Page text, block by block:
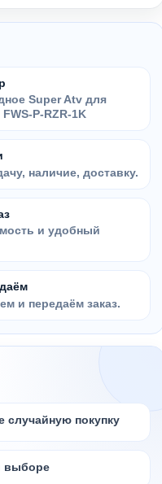
Super Atv для
P-RZR-1K
наличие, доставку.
и удобный
и передаём заказ.
случайную покупку
выборе